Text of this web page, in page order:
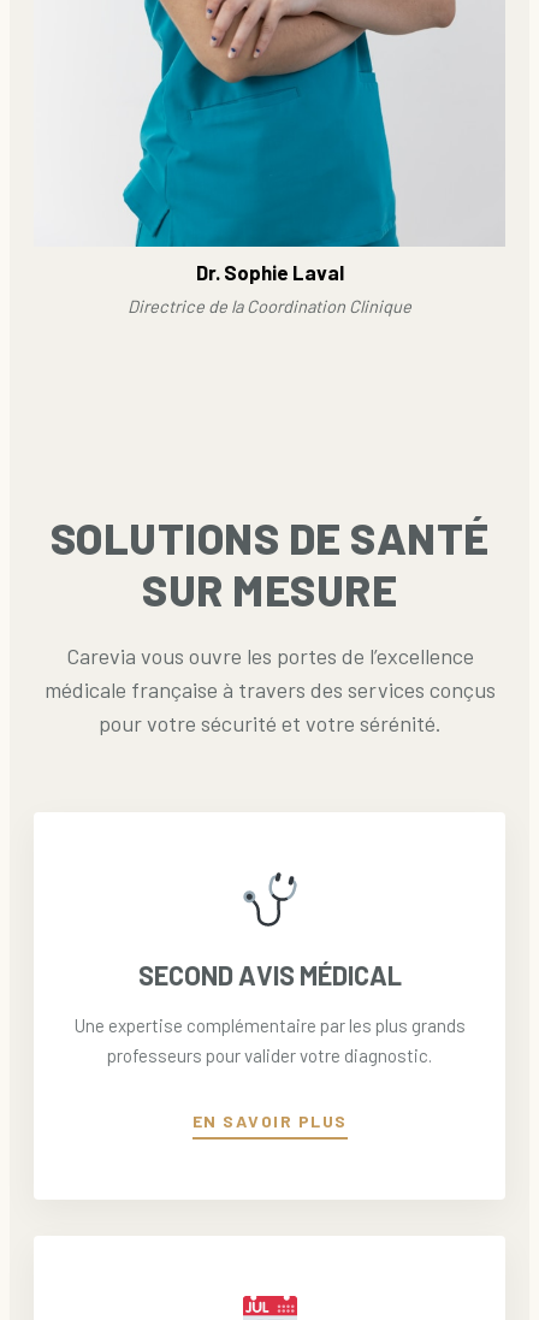
Dr. Sophie Laval
Directrice de la Coordination Clinique
SOLUTIONS DE SANTÉ
SUR MESURE
Carevia vous ouvre les portes de l’excellence
médicale française à travers des services conçus
pour votre sécurité et votre sérénité.
SECOND AVIS MÉDICAL
Une expertise complémentaire par les plus grands
professeurs pour valider votre diagnostic.
EN SAVOIR PLUS